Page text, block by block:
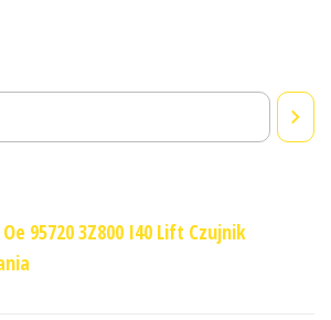
95720 3Z800 I40 Lift Czujnik